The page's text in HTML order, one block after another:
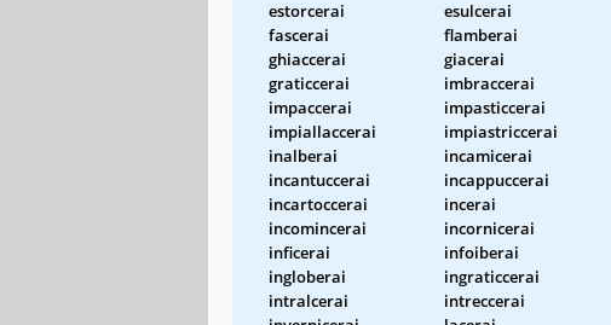
estorcerai
esulcerai
fascerai
flamberai
ghiaccerai
giacerai
graticcerai
imbraccerai
impaccerai
impasticcerai
impiallaccerai
impiastriccerai
inalberai
incamicerai
incantuccerai
incappuccerai
incartoccerai
incerai
incomincerai
incornicerai
inficerai
infoiberai
ingloberai
ingraticcerai
intralcerai
intreccerai